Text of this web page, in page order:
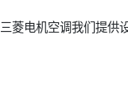
三菱电机空调我们提供